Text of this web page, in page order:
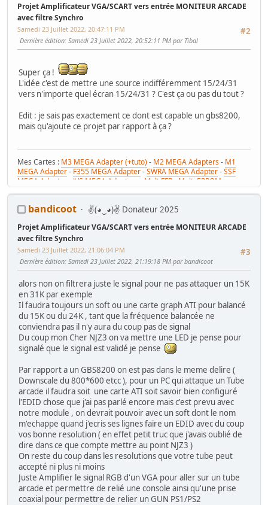
Console:Nintendo SNES 2CHIP, SNES 1CHIP-02 + 43 jeux
Projet Amplificateur VGA/SCART vers entrée MONITEUR ARCADE
avec filtre Synchro
#2
Samedi 23 Juillet 2022, 20:47:11 PM
Dernière édition: Samedi 23 Juillet 2022, 20:52:11 PM par Tibal
Super ça !
L'idée c'est de mettre une source indifféremment 15/24/31
vers n'importe quel écran 15/24/31 ? C'est ça ou pas du tout ?
Edit : je sais pas exactement ce dont est capable un gbs8200,
mais qu'ajoute ce projet par rapport à ça ?
Mes Cartes : M3 MEGA Adapter (+tuto) - M2 MEGA Adapters- M1
MEGA Adapter- F355 MEGA Adapter-SWRA MEGA Adapter-SSF
MEGA Adapter
JVS MEGA Adapters
MultiFFB : Multi EPROM pour
Driveboard SEGA-M2toM3-Coin Tower Mini-VR Button Panel
RaceCab Multi sur Initial D -Daytona 2 & Sega Rally 2 sur cab Scud
Mes WIP :Fast & Furious Super Bikes-Daytona USA 2 Twin-Time
Crisis 4 DX-Pole Position Upright
bandicoot ✌(◕‿◕)✌ Donateur 2025
Projet Amplificateur VGA/SCART vers entrée MONITEUR ARCADE
avec filtre Synchro
#3
Samedi 23 Juillet 2022, 21:06:04 PM
Dernière édition: Samedi 23 Juillet 2022, 21:19:18 PM par bandicoot
alors non on filtrera juste le signal pour ne pas attaquer un 15K
en 31K par exemple
Il faudra toujours un soft ou une carte graph ATI pour balancé
du 15K ou du 24K , tant que la fréquence balancée ne
conviendra pas il n'y aura du coup pas de signal
Du coup mon Cher NJZ3 on va mettre une LED je pense pour
signalé que le signal est validé je pense
Par rapport a un GBS8200 on est pas dans le meme delire (
Downscale du 800*600 etcc ), pour un PC qui attaque un Tube
arcade il faudra soit une carte ATI soit savoir bien configuré
l'EDID chose que j'ai pas parlé encore mais c'est prevu avec
notre module , on devrait pouvoir avec un soft dont le nom
m'echappe quand j'ecris ses lignes faire un EDID avec du coup
vos bonne resolution ( en effet petit truc que j'avais oublié de
dire dans ce que compte mettre au point NJZ3 )
On reste du coup dans les resolutions que votre tube peut
accepté ni plus ni moins
Juste Amplifier le signal RGB d'un VGA pour aller sur un tube
arcade et permettre de relié une console ainsi qu'une prise
coaxial pour permettre de relier un GUN PS1/PS2